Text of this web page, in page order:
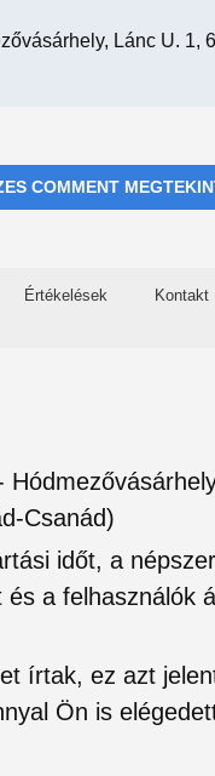
Lánc U. 1,
COMMENT
Értékelések Kontakt
Csanád)
időt, a
a felhasználók
írtak, ez azt
Ön is